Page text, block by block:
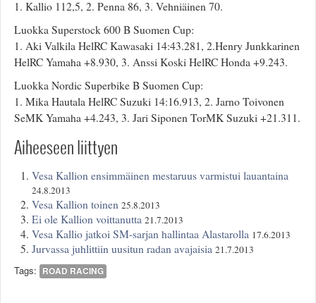
1. Kallio 112,5, 2. Penna 86, 3. Vehniäinen 70.
Luokka Superstock 600 B Suomen Cup:
1. Aki Valkila HelRC Kawasaki 14:43.281, 2.Henry Junkkarinen
HelRC Yamaha +8.930, 3. Anssi Koski HelRC Honda +9.243.
Luokka Nordic Superbike B Suomen Cup:
1. Mika Hautala HelRC Suzuki 14:16.913, 2. Jarno Toivonen
SeMK Yamaha +4.243, 3. Jari Siponen TorMK Suzuki +21.311.
Aiheeseen liittyen
Vesa Kallion ensimmäinen mestaruus varmistui lauantaina
24.8.2013
Vesa Kallion toinen 25.8.2013
Ei ole Kallion voittanutta 21.7.2013
Vesa Kallio jatkoi SM-sarjan hallintaa Alastarolla 17.6.2013
Jurvassa juhlittiin uusitun radan avajaisia 21.7.2013
Tags: ROAD RACING